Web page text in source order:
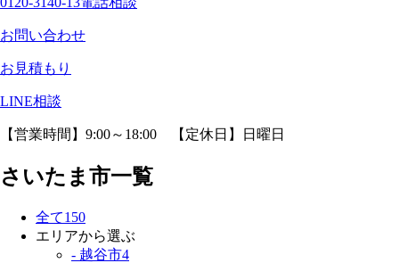
お問い合わせ
お見積もり
LINE相談
【営業時間】9:00～18:00 【定休日】日曜日
さいたま市一覧
全て150
エリアから選ぶ
- 越谷市4